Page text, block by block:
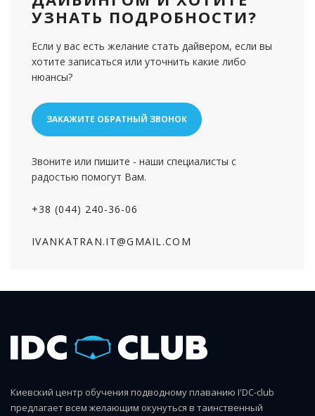
УЗНАТЬ ПОДРОБНОСТИ?
Если у вас есть желание стать дайвером, если вы
хотите записаться или уточнить какие либо
нюансы?
ЗАКАЖИТЕ ОБРАТНЫЙ ЗВОНОК
Звоните или пишите - наши специалисты с
радостью помогут Вам.
+38 (044) 240-36-06
IVANKATRAN.IT@GMAIL.COM
Киевский центр обучения подводному плаванию I'DC-club
предлагает всем желающим окунуться в таинственный